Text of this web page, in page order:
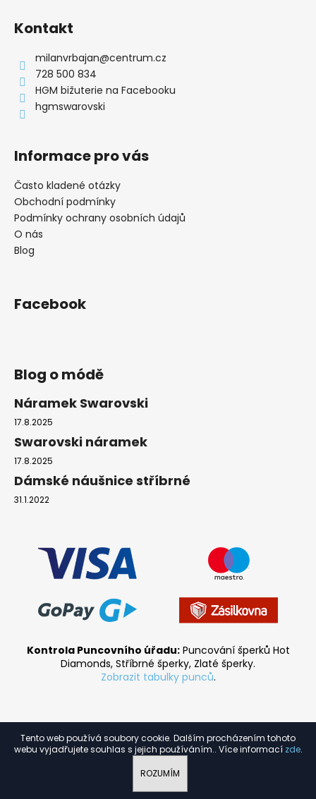
Tento web používá soubory cookie. Dalším procházením tohoto
webu vyjadřujete souhlas s jejich používáním.. Více informací zde.
ROZUMÍM
c
p
i
Kontakt
milanvrbajan@centrum.cz
728 500 834
HGM bižuterie na Facebooku
hgmswarovski
Informace pro vás
Často kladené otázky
Obchodní podmínky
Podmínky ochrany osobních údajů
O nás
Blog
Facebook
Blog o módě
Náramek Swarovski
17.8.2025
Swarovski náramek
17.8.2025
Dámské náušnice stříbrné
31.1.2022
Kontrola Puncovního úřadu:Puncování šperků Hot
Diamonds, Stříbrné šperky, Zlaté šperky.
Zobrazit tabulky punců.
Vytvořil Shoptet
HGM.cz. Všechna práva vyhrazena.